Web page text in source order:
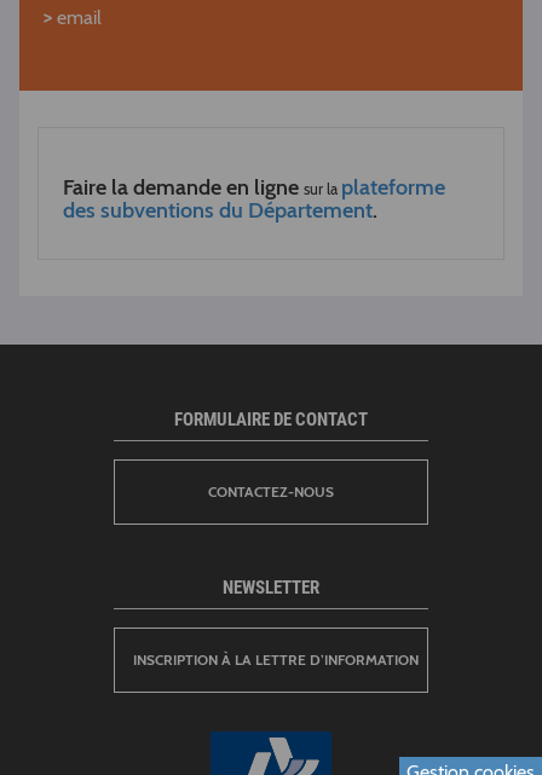
> email
Faire la demande en ligne sur la plateforme
des subventions du Département.
FORMULAIRE DE CONTACT
CONTACTEZ-NOUS
NEWSLETTER
INSCRIPTION À LA LETTRE D’INFORMATION